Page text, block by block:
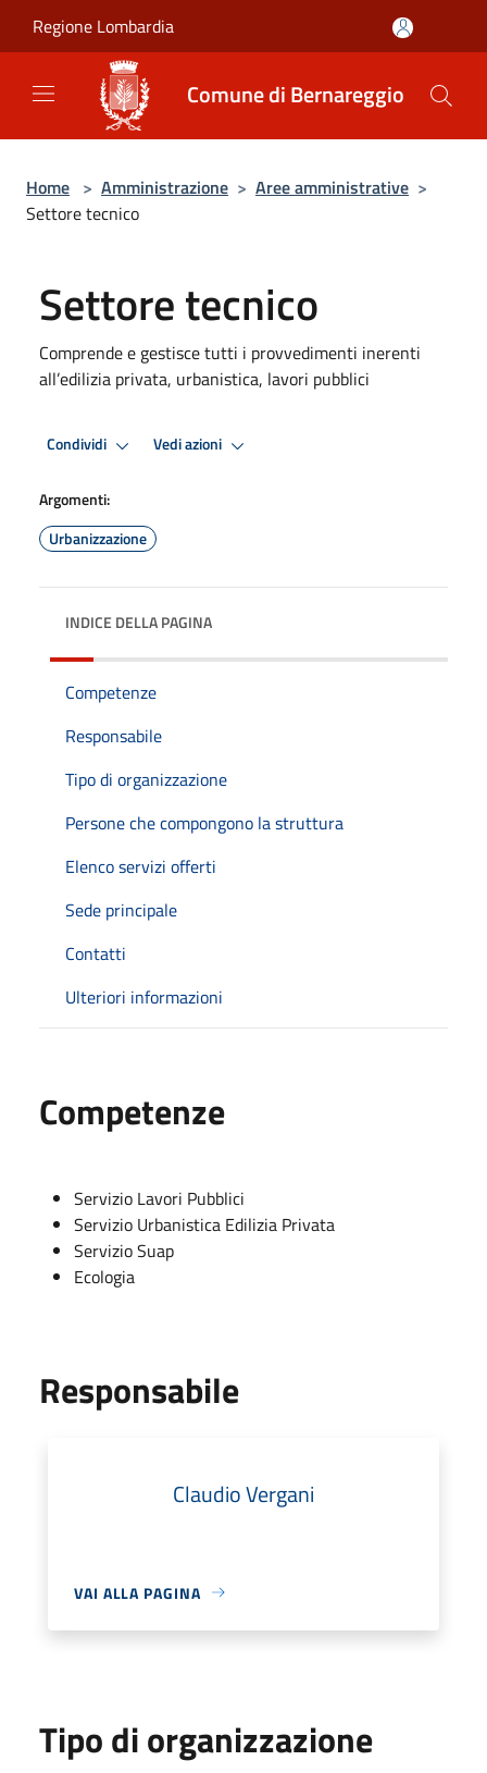
Regione Lombardia
Comune di Bernareggio
Home > Amministrazione > Aree amministrative >
Settore tecnico
Settore tecnico
Comprende e gestisce tutti i provvedimenti inerenti
all’edilizia privata, urbanistica, lavori pubblici
Condividi Vedi azioni
Argomenti:
Urbanizzazione
INDICE DELLA PAGINA
Competenze
Responsabile
Tipo di organizzazione
Persone che compongono la struttura
Elenco servizi offerti
Sede principale
Contatti
Ulteriori informazioni
Competenze
Servizio Lavori Pubblici
Servizio Urbanistica Edilizia Privata
Servizio Suap
Ecologia
Responsabile
Claudio Vergani
VAI ALLA PAGINA
Tipo di organizzazione